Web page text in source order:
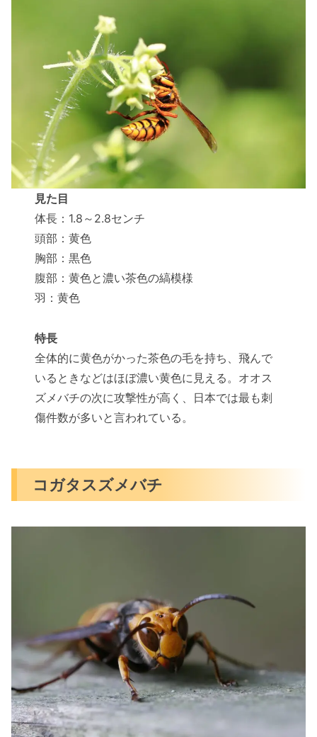
見た目
体長：1.8～2.8センチ
頭部：黄色
胸部：黒色
腹部：黄色と濃い茶色の縞模様
羽：黄色
特長
全体的に黄色がかった茶色の毛を持ち、飛んで
いるときなどはほぼ濃い黄色に見える。オオス
ズメバチの次に攻撃性が高く、日本では最も刺
傷件数が多いと言われている。
コガタスズメバチ